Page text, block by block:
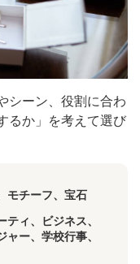
シーン、役割に合わ
るか」を考えて選び
モチーフ、宝石
ィ、ビジネス、
ー、学校行事、